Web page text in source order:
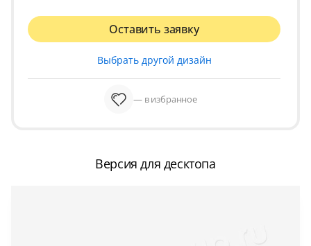
Оставить заявку
Выбрать другой дизайн
— в избранное
Версия для десктопа